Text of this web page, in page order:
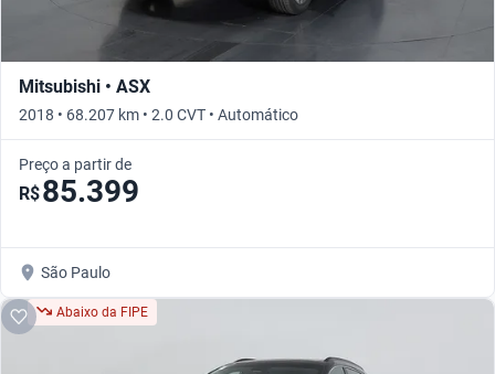
Mitsubishi • ASX
2018 • 68.207 km • 2.0 CVT • Automático
Preço a partir de
R$85.399
São Paulo
Abaixo da FIPE